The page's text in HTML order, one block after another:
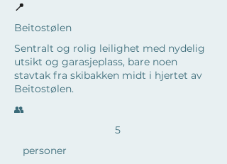
📍
Beitostølen
Sentralt og rolig leilighet med nydelig
utsikt og garasjeplass, bare noen
stavtak fra skibakken midt i hjertet av
Beitostølen.
​👥
5
personer